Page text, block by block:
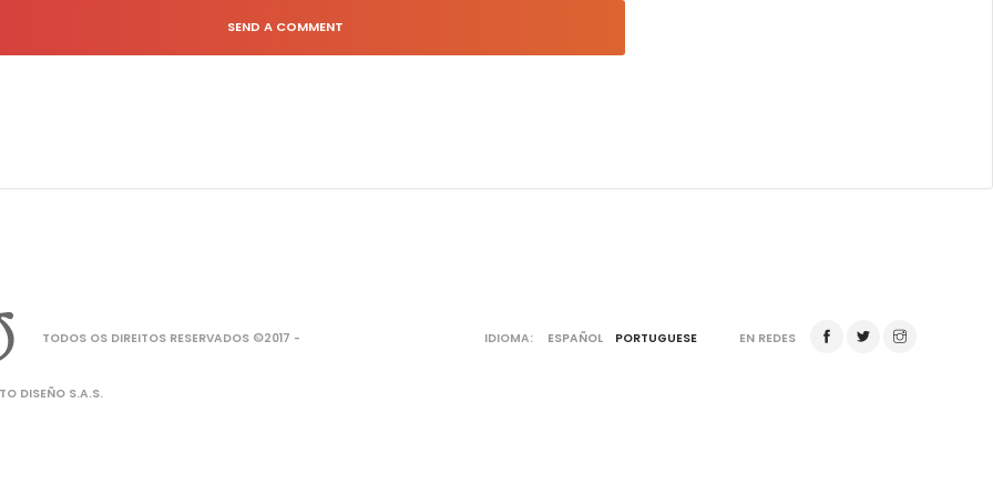
SEND A COMMENT
TODOS OS DIREITOS RESERVADOS ©2017 -
DISEÑO S.A.S.
IDIOMA: ESPAÑOL PORTUGUESE EN REDES